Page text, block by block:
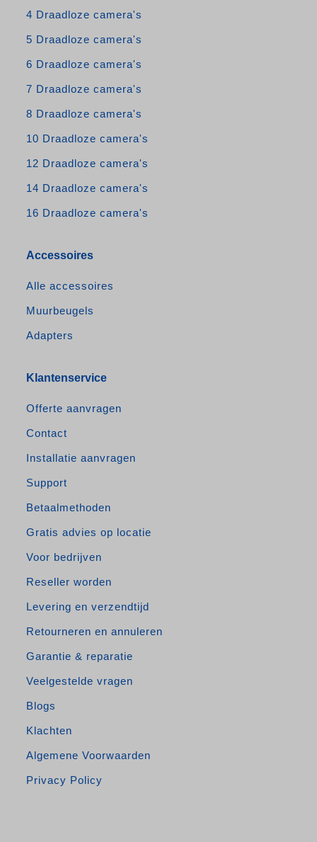
4 Draadloze camera's
5 Draadloze camera's
6 Draadloze camera's
7 Draadloze camera's
8 Draadloze camera's
10 Draadloze camera's
12 Draadloze camera's
14 Draadloze camera's
16 Draadloze camera's
Accessoires
Alle accessoires
Muurbeugels
Adapters
Klantenservice
Offerte aanvragen
Contact
Installatie aanvragen
Support
Betaalmethoden
Gratis advies op locatie
Voor bedrijven
Reseller worden
Levering en verzendtijd
Retourneren en annuleren
Garantie & reparatie
Veelgestelde vragen
Blogs
Klachten
Algemene Voorwaarden
Privacy Policy